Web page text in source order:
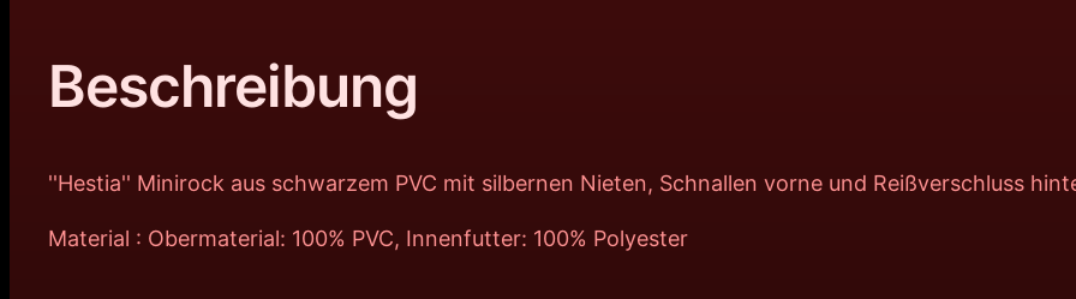
Beschreibung
''Hestia'' Minirock aus schwarzem PVC mit silbernen Nieten, Schnallen vorne und Reißverschluss
Material : Obermaterial: 100% PVC, Innenfutter: 100% Polyester